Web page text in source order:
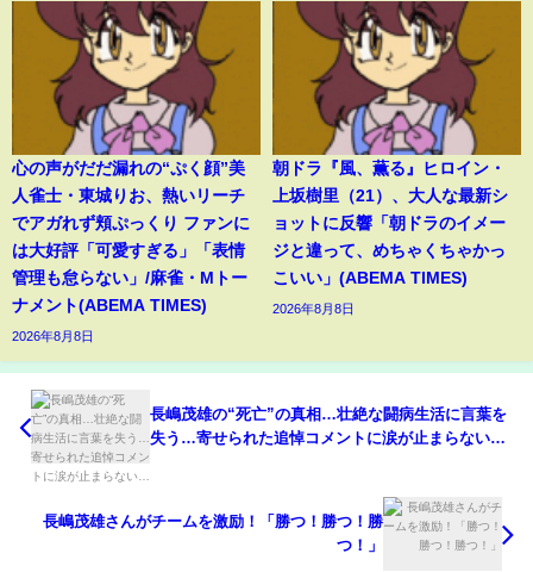
心の声がだだ漏れの“ぷく顔”美
人雀士・東城りお、熱いリーチ
でアガれず頬ぷっくり ファンに
は大好評「可愛すぎる」「表情
管理も怠らない」/麻雀・Mトー
ナメント(ABEMA TIMES)
2026年8月8日
朝ドラ『風、薫る』ヒロイン・
上坂樹里（21）、大人な最新シ
ョットに反響「朝ドラのイメー
ジと違って、めちゃくちゃかっ
こいい」(ABEMA TIMES)
2026年8月8日
長嶋茂雄の“死亡”の真相…壮絶な闘病生活に言葉を
失う…寄せられた追悼コメントに涙が止まらない…
長嶋茂雄さんがチームを激励！「勝つ！勝つ！勝
つ！」